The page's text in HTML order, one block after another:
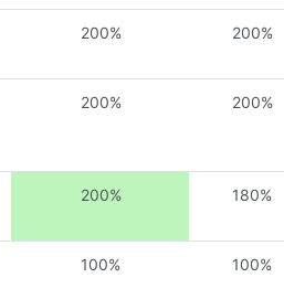
200% 200%
200% 200%
200% 180%
100% 100%